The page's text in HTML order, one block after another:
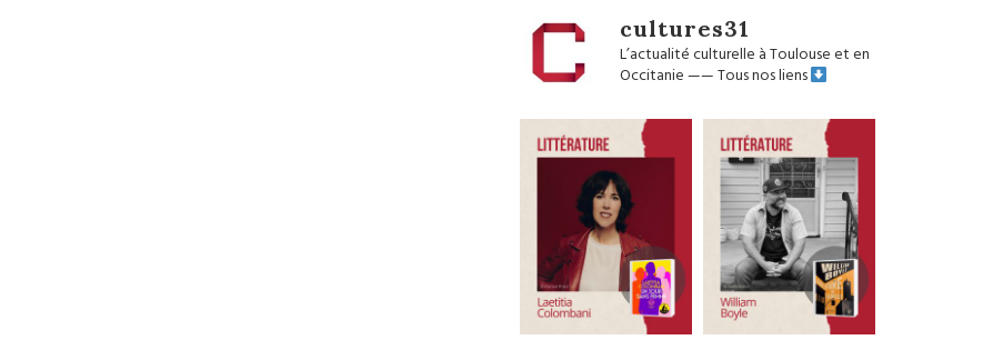
cultures31
L’actualité culturelle à Toulouse et en
Occitanie——Tous nos liens